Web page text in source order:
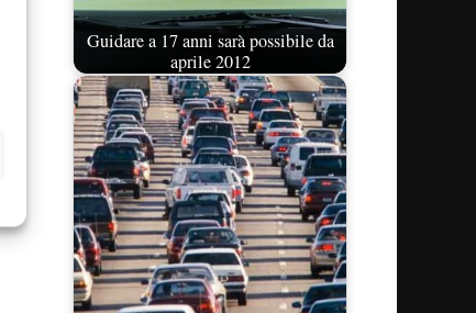
Guidare a 17 anni sarà possibile da
aprile 2012